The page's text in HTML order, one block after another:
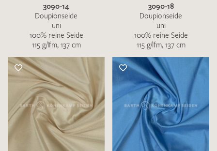
3090-14
Doupionseide
uni
100% reine Seide
115 g/lfm, 137 cm
3090-18
Doupionseide
uni
100% reine Seide
115 g/lfm, 137 cm